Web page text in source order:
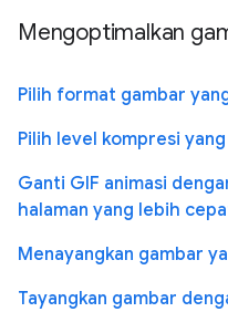
Mengoptimalkan
Pilih format gambar
Pilih level kompresi
Ganti GIF animasi
halaman yang lebih
Menayangkan gambar
Tayangkan gambar